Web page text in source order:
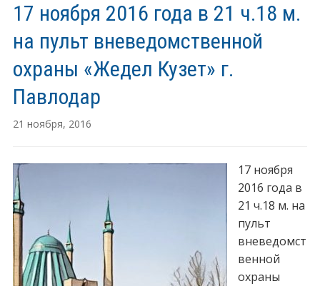
17 ноября 2016 года в 21 ч.18 м.
на пульт вневедомственной
охраны «Жедел Кузет» г.
Павлодар
21 ноября, 2016
17 ноября
2016 года в
21 ч.18 м. на
пульт
вневедомст
венной
охраны